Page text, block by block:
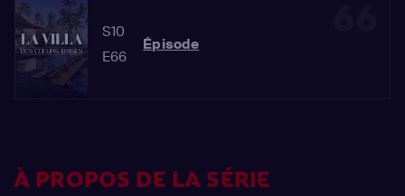
S10
E66
Épisode
À PROPOS DE LA SÉRIE